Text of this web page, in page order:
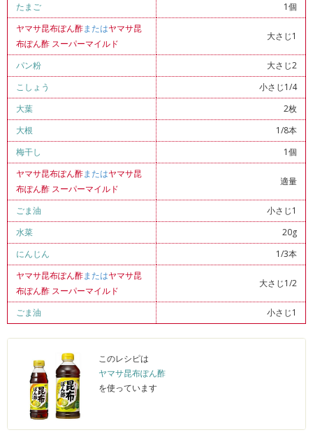
たまご
1個
ヤマサ昆布ぽん酢またはヤマサ昆
布ぽん酢 スーパーマイルド
大さじ1
パン粉
大さじ2
こしょう
小さじ1/4
大葉
2枚
大根
1/8本
梅干し
1個
ヤマサ昆布ぽん酢またはヤマサ昆
布ぽん酢 スーパーマイルド
適量
ごま油
小さじ1
水菜
20g
にんじん
1/3本
ヤマサ昆布ぽん酢またはヤマサ昆
布ぽん酢 スーパーマイルド
大さじ1/2
ごま油 小さじ1
このレシピは
ヤマサ昆布ぽん酢
を使っています